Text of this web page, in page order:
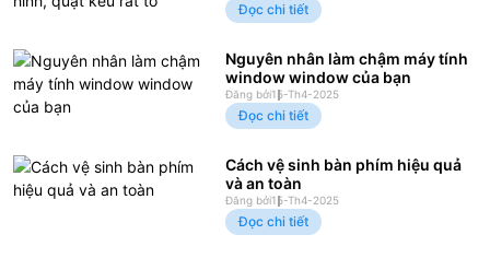
Đọc chi tiết
Đăng bởi15-Th4-2025
Nguyên nhân làm chậm máy tính
window window của bạn
Đọc chi tiết
Đăng bởi15-Th4-2025
Cách vệ sinh bàn phím hiệu quả
và an toàn
Đọc chi tiết